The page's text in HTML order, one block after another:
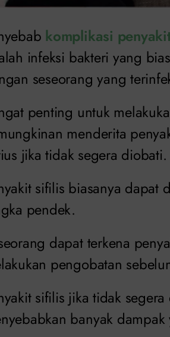
komplikasi
infeksi bakteri yang
seseorang yang
penting untuk
menderita
jika tidak segera diobati.
sifilis biasanya
pendek.
dapat terkena
pengobatan
sifilis jika tidak
banyak